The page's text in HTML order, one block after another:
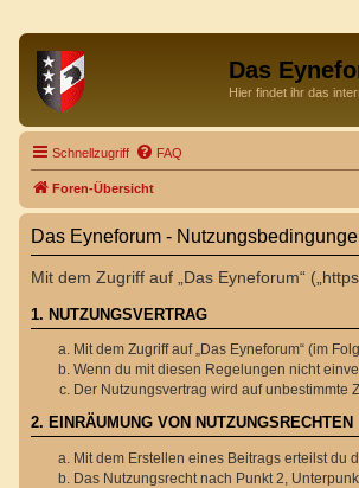
Das
Hier findet ihr das
Schnellzugriff FAQ
Foren-Übersicht
Das Eyneforum -
Mit dem Zugriff auf „Das Eyneforum“
1. NUTZUNGSVERTRAG
Mit dem Zugriff auf „Das Eyneforum“ (im
Wenn du mit diesen Regelungen nicht
Der Nutzungsvertrag wird auf
2. EINRÄUMUNG VON NUTZUNGSRECHTEN
Mit dem Erstellen eines Beitrags erteilst du
Das Nutzungsrecht nach Punkt 2,